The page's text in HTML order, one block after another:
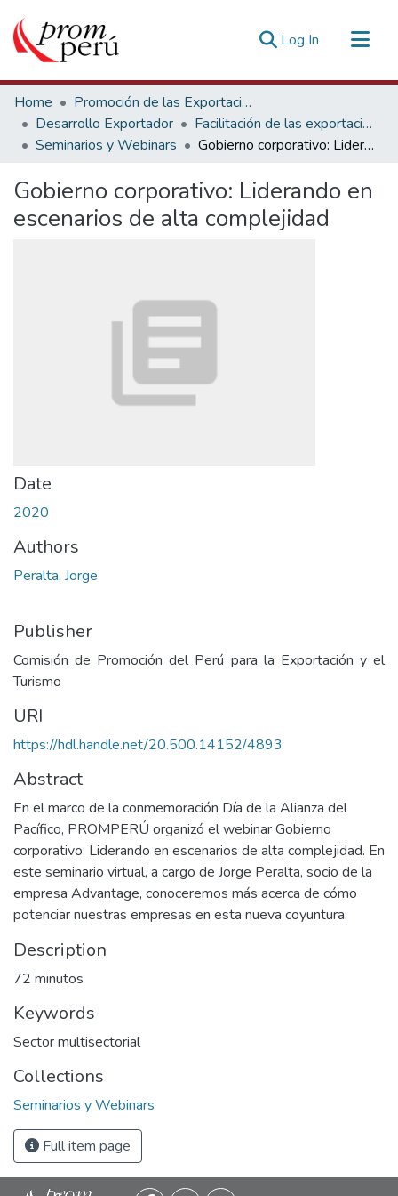
Log In (current)
Communities & Collections
All of DSpace
Statistics
Home
Promoción de las Exportaciones
Desarrollo Exportador
Facilitación de las exportaciones
Seminarios y Webinars
Gobierno corporativo: Liderando en escenarios de alta complejidad
Gobierno corporativo: Liderando en
escenarios de alta complejidad
Date
2020
Authors
Peralta, Jorge
Publisher
Comisión de Promoción del Perú para la Exportación y el
Turismo
URI
https://hdl.handle.net/20.500.14152/4893
Abstract
En el marco de la conmemoración Día de la Alianza del
Pacífico, PROMPERÚ organizó el webinar Gobierno
corporativo: Liderando en escenarios de alta complejidad. En
este seminario virtual, a cargo de Jorge Peralta, socio de la
empresa Advantage, conoceremos más acerca de cómo
potenciar nuestras empresas en esta nueva coyuntura.
Description
72 minutos
Keywords
Sector multisectorial
Collections
Seminarios y Webinars
Full item page